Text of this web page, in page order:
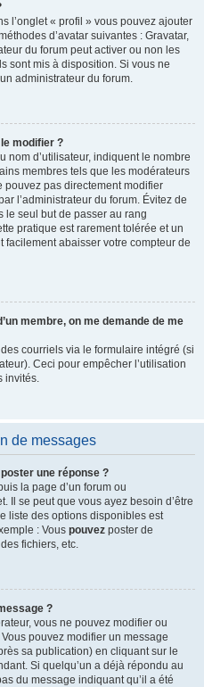
l’onglet « profil » vous pouvez ajouter
d’avatar suivantes : Gravatar,
du forum peut activer ou non les
sont mis à disposition. Si vous ne
administrateur du forum.
modifier ?
nom d’utilisateur, indiquent le nombre
membres tels que les modérateurs
pouvez pas directement modifier
l’administrateur du forum. Évitez de
le seul but de passer au rang
pratique est rarement tolérée et un
abaisser votre compteur de
membre, on me demande de me
courriels via le formulaire intégré (si
Ceci pour empêcher l’utilisation
invités.
de messages
une réponse ?
la page d’un forum ou
Il se peut que vous ayez besoin d’être
liste des options disponibles est
: Vous pouvez poster de
fichiers, etc.
?
vous ne pouvez modifier ou
pouvez modifier un message
sa publication) en cliquant sur le
Si quelqu’un a déjà répondu au
du message indiquant qu’il a été